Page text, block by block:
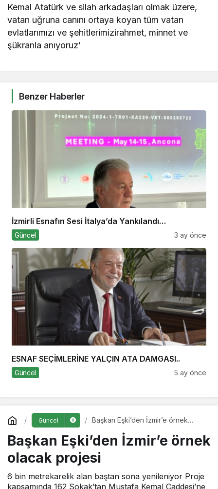
Kemal Atatürk ve silah arkadaşları olmak üzere,
vatan uğruna canını ortaya koyan tüm vatan
evlatlarımızı ve şehitlerimizirahmet, minnet ve
şükranla anıyoruz’
Benzer Haberler
İzmirli Esnafın Sesi İtalya’da Yankılandı…
Güncel 3 ay önce
ESNAF SEÇİMLERİNE YALÇIN ATA DAMGASI..
Güncel 5 ay önce
Güncel
Başkan Eşki’den İzmir’e örnek
Başkan Eşki’den İzmir’e örnek
olacak projesi
6 bin metrekarelik alan baştan sona yenileniyor Proje
kapsamında 162 Sokak’tan Mustafa Kemal Caddesi’ne